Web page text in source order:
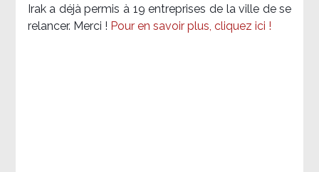
Irak a déjà permis à 19 entreprises de la ville de se
relancer. Merci ! Pour en savoir plus, cliquez ici !